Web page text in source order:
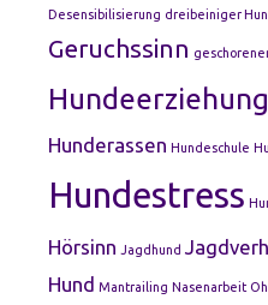
Desensibilisierung dreibeiniger
Geruchssinn
Hundeerziehung
Hunderassen Hundeschule
Hundestress
Hörsinn Jagdhund
Hund Mantrailing Nasenarbeit